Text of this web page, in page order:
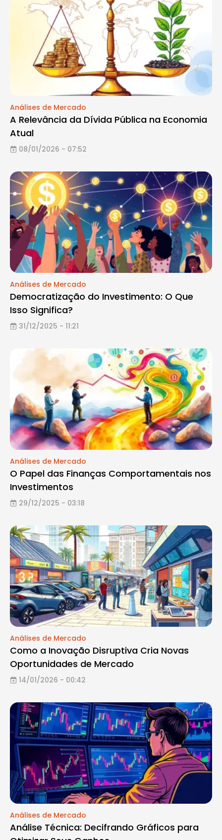
Análises de Mercado
A Relevância da Dívida Pública na Economia
Atual
08/01/2026 - 07:52
Análises de Mercado
Democratização do Investimento: O Que
Isso Significa?
31/12/2025 - 11:21
Análises de Mercado
O Papel das Finanças Comportamentais nos
Investimentos
29/12/2025 - 03:18
Análises de Mercado
Como a Inovação Disruptiva Cria Novas
Oportunidades de Mercado
14/01/2026 - 00:42
Análises de Mercado
Análise Técnica: Decifrando Gráficos para